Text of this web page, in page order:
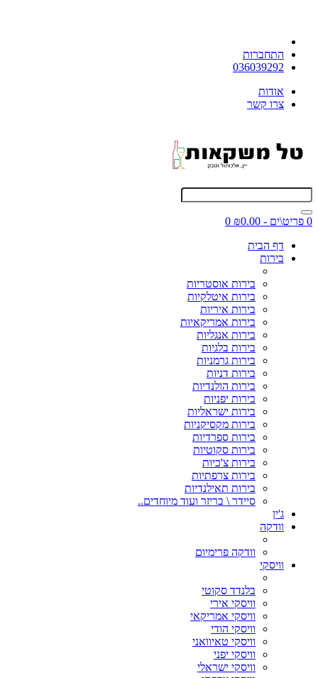
התחברות
036039292
אודות
צרו קשר
0 פריט\ים - ₪0.00
0
דף הבית
בירות
בירות אוסטריות
בירות איטלקיות
בירות איריות
בירות אמריקאיות
בירות אנגליות
בירות בלגיות
בירות גרמניות
בירות דניות
בירות הולנדיות
בירות יפניות
בירות ישראליות
בירות מקסיקניות
בירות ספרדיות
בירות סקוטיות
בירות צ'כיות
בירות צרפתיות
בירות תאילנדיות
סיידר \ בריזר ועוד מיוחדים..
ג'ין
וודקה
וודקה פרימיום
וויסקי
בלנדד סקוטי
וויסקי אירי
וויסקי אמריקאי
וויסקי הודי
וויסקי טאיוואני
וויסקי יפני
וויסקי ישראלי